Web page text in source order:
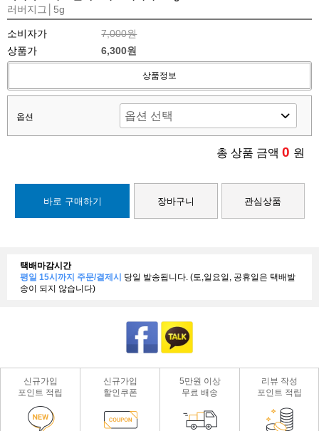
러버지그│5g
소비자가
7,000원
상품가
6,300원
상품정보
옵션
총 상품 금액 0 원
바로 구매하기 장바구니 관심상품
택배마감시간
평일 15시까지 주문/결제시 당일 발송됩니다. (토,일요일, 공휴일은 택배발
송이 되지 않습니다)
신규가입
포인트 적립
신규가입
할인쿠폰
5만원 이상
무료 배송
리뷰 작성
포인트 적립